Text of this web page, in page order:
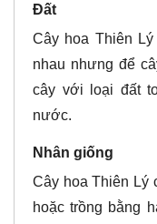
Đất
Cây hoa Thiên
nhau nhưng để
cây với loại đất
nước.
Nhân giống
Cây hoa Thiên Lý
hoặc trồng bằng